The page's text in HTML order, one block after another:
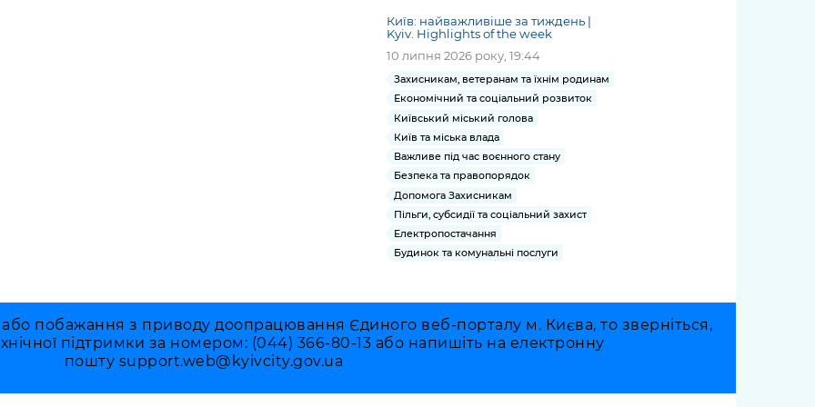
Київ: найважливіше за тиждень |
Kyiv. Highlights of the week
10 липня 2026 року, 19:44
Захисникам, ветеранам та їхнім родинам
Економічний та соціальний розвиток
Київський міський голова
Київ та міська влада
Важливе під час воєнного стану
Безпека та правопорядок
Допомога Захисникам
Пільги, субсидії та соціальний захист
Електропостачання
Будинок та комунальні послуги
побажання з приводу доопрацювання Єдиного веб-порталу м. Києва, то зверніться,
підтримки за номером: (044) 366-80-13 або напишіть на електронну
пошту support.web@kyivcity.gov.ua